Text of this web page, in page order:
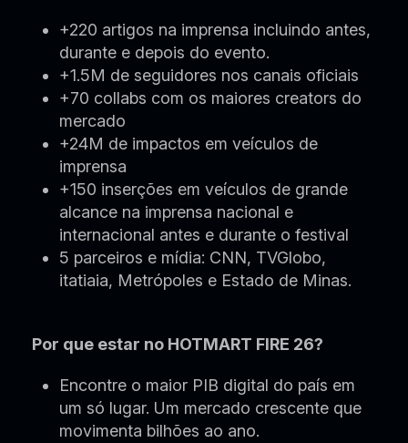
+220 artigos na imprensa incluindo antes,
durante e depois do evento.
+1.5M de seguidores nos canais oficiais
+70 collabs com os maiores creators do
mercado
+24M de impactos em veículos de
imprensa
+150 inserções em veículos de grande
alcance na imprensa nacional e
internacional antes e durante o festival
5 parceiros e mídia: CNN, TVGlobo,
itatiaia, Metrópoles e Estado de Minas.
Por que estar no HOTMART FIRE 26?
Encontre o maior PIB digital do país em
um só lugar. Um mercado crescente que
movimenta bilhões ao ano.